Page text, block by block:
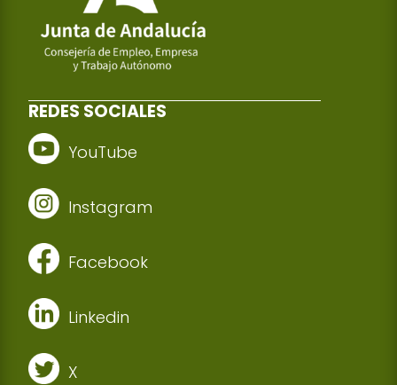
REDES SOCIALES
YouTube
Instagram
Facebook
Linkedin
X